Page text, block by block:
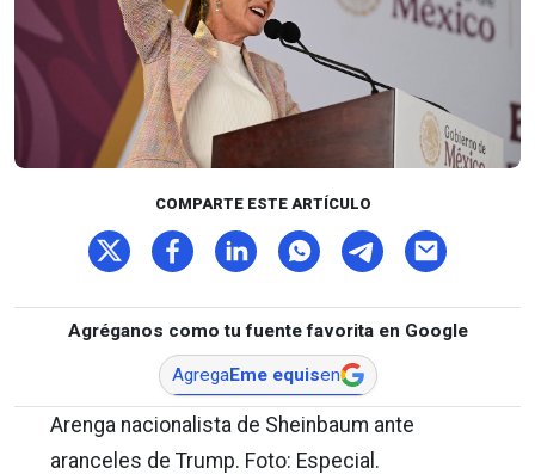
COMPARTE ESTE ARTÍCULO
Agréganos como tu fuente favorita en Google
AgregaEme equisen
Arenga nacionalista de Sheinbaum ante
aranceles de Trump. Foto: Especial.